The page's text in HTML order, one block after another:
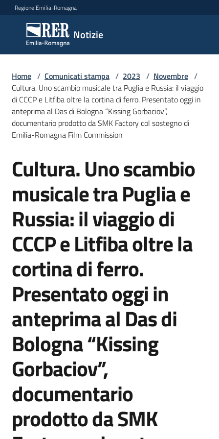
Vai al contenuto
Vai alla navigazione
Vai al footer
Regione Emilia-Romagna
Notizie
Notizie
Comunicati
stampa
Menu selezionato
Cerca
un
comunicato
Risorse
Agenzia
di
informazione
comunicazione
Seguici
su
Home / Comunicati stampa / 2023 / Novembre /
Cultura. Uno scambio musicale tra Puglia e Russia: il viaggio
di CCCP e Litfiba oltre la cortina di ferro. Presentato oggi in
anteprima al Das di Bologna “Kissing Gorbaciov”,
documentario prodotto da SMK Factory col sostegno di
Emilia-Romagna Film Commission
Salta al contenuto
Cultura. Uno scambio
musicale tra Puglia e
Russia: il viaggio di
CCCP e Litfiba oltre la
cortina di ferro.
Presentato oggi in
anteprima al Das di
Bologna “Kissing
Gorbaciov”,
documentario
prodotto da SMK